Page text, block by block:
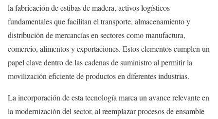
la fabricación de estibas de madera, activos logísticos
fundamentales que facilitan el transporte, almacenamiento y
distribución de mercancías en sectores como manufactura,
comercio, alimentos y exportaciones. Estos elementos cumplen un
papel clave dentro de las cadenas de suministro al permitir la
movilización eficiente de productos en diferentes industrias.
La incorporación de esta tecnología marca un avance relevante en
la modernización del sector, al reemplazar procesos de ensamble